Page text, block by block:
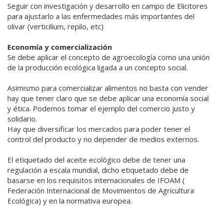
Seguir con investigación y desarrollo en campo de Elicitores
para ajustarlo a las enfermedades más importantes del
olivar (verticilium, repilo, etc)
Economía y comercialización
Se debe aplicar el concepto de agroecología como una unión
de la producción ecológica ligada a un concepto social.
Asimismo para comercializar alimentos no basta con vender
hay que tener claro que se debe aplicar una economía social
y ética. Podemos tomar el ejemplo del comercio justo y
solidario.
Hay que diversificar los mercados para poder tener el
control del producto y no depender de medios externos.
El etiquetado del aceite ecológico debe de tener una
regulación a escala mundial, dicho etiquetado debe de
basarse en los requisitos internacionales de IFOAM (
Federación Internacional de Movimientos de Agricultura
Ecológica) y en la normativa europea.